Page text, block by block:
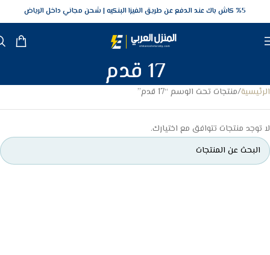
5‎% كاش باك عند الدفع عن طريق الفيزا البنكيه شحن مجاني داخل الرياض
17 قدم
الرئيسية منتجات تحت الوسم “17 قدم”
لا توجد منتجات تتوافق مع اختيارك.